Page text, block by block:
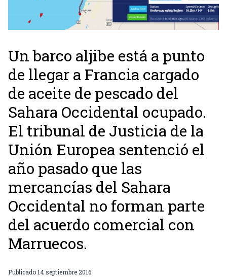
Un barco aljibe está a punto
de llegar a Francia cargado
de aceite de pescado del
Sahara Occidental ocupado.
El tribunal de Justicia de la
Unión Europea sentenció el
año pasado que las
mercancías del Sahara
Occidental no forman parte
del acuerdo comercial con
Marruecos.
Publicado14 septiembre 2016